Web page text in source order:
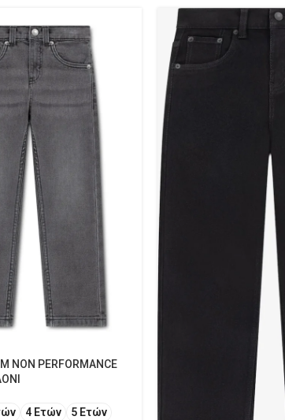
NON PERFORMANCE
4 Ετών
5 Ετών